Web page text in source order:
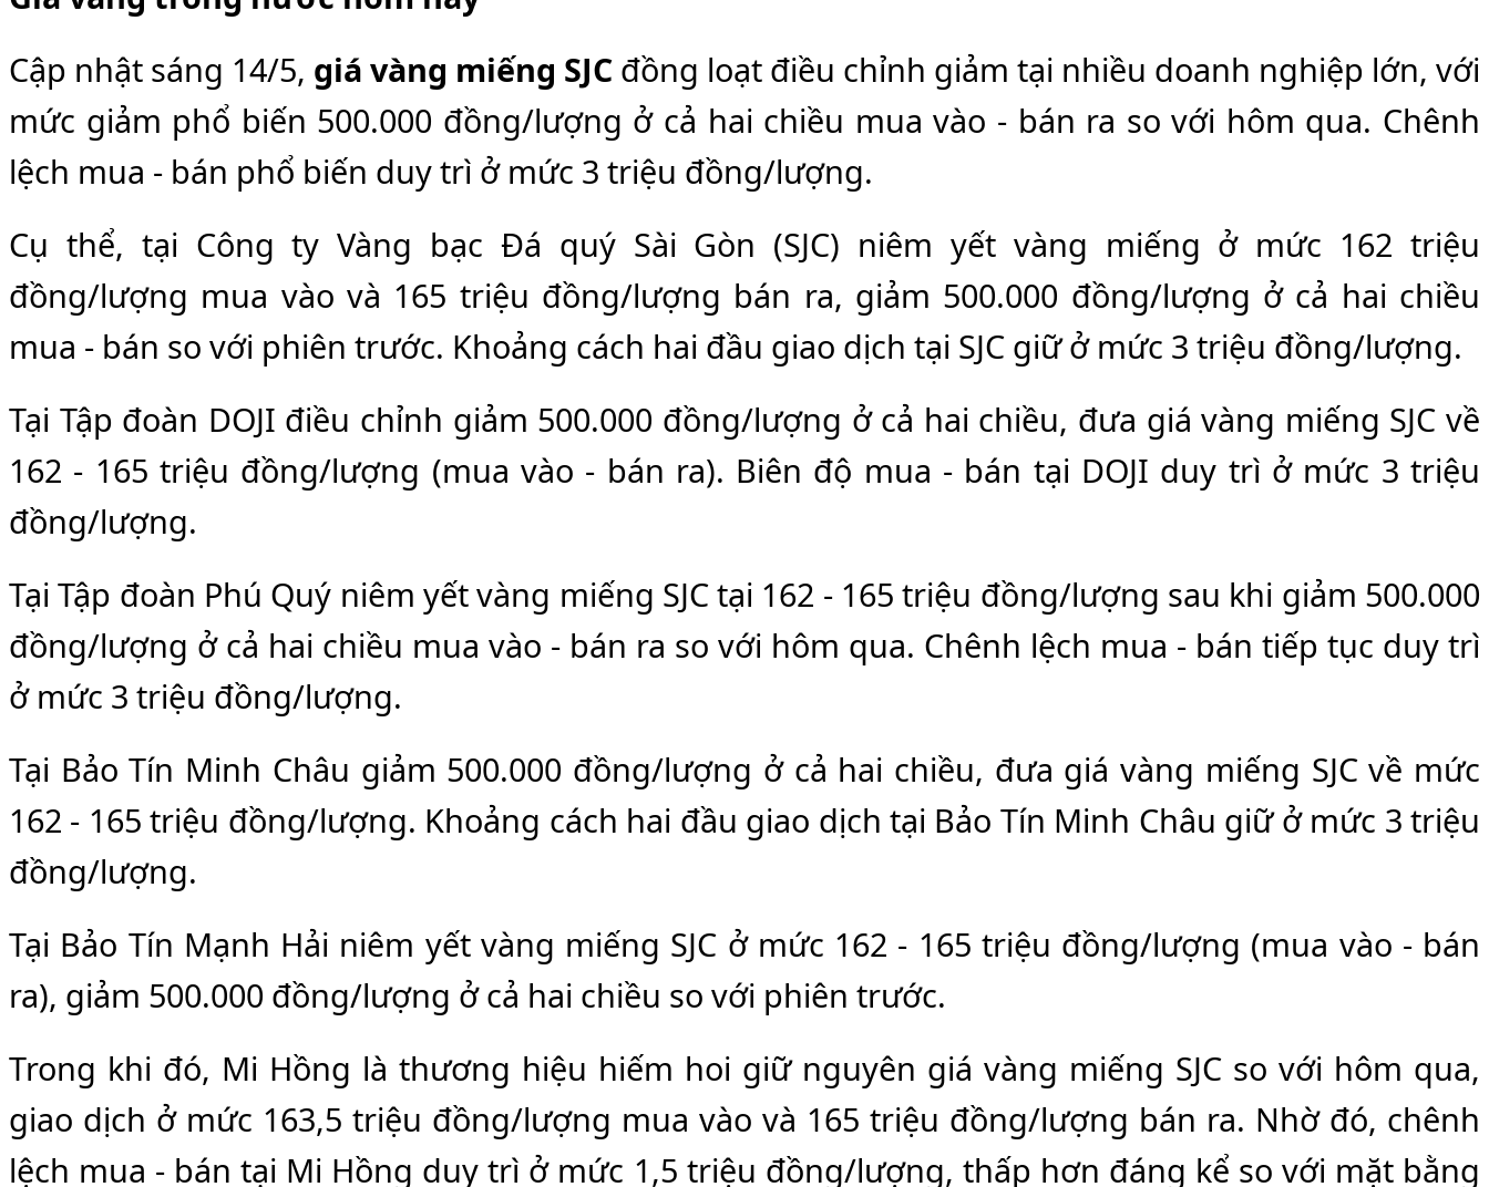
Cập nhật sáng 14/5, giá vàng miếng SJC đồng loạt điều chỉnh giảm tại nhiều doanh nghiệp lớn, với
mức giảm phổ biến 500.000 đồng/lượng ở cả hai chiều mua vào - bán ra so với hôm qua. Chênh
lệch mua - bán phổ biến duy trì ở mức 3 triệu đồng/lượng.
Cụ thể, tại Công ty Vàng bạc Đá quý Sài Gòn (SJC) niêm yết vàng miếng ở mức 162 triệu
đồng/lượng mua vào và 165 triệu đồng/lượng bán ra, giảm 500.000 đồng/lượng ở cả hai chiều
mua - bán so với phiên trước. Khoảng cách hai đầu giao dịch tại SJC giữ ở mức 3 triệu đồng/lượng.
Tại Tập đoàn DOJI điều chỉnh giảm 500.000 đồng/lượng ở cả hai chiều, đưa giá vàng miếng SJC về
162 - 165 triệu đồng/lượng (mua vào - bán ra). Biên độ mua - bán tại DOJI duy trì ở mức 3 triệu
đồng/lượng.
Tại Tập đoàn Phú Quý niêm yết vàng miếng SJC tại 162 - 165 triệu đồng/lượng sau khi giảm 500.000
đồng/lượng ở cả hai chiều mua vào - bán ra so với hôm qua. Chênh lệch mua - bán tiếp tục duy trì
ở mức 3 triệu đồng/lượng.
Tại Bảo Tín Minh Châu giảm 500.000 đồng/lượng ở cả hai chiều, đưa giá vàng miếng SJC về mức
162 - 165 triệu đồng/lượng. Khoảng cách hai đầu giao dịch tại Bảo Tín Minh Châu giữ ở mức 3 triệu
đồng/lượng.
Tại Bảo Tín Mạnh Hải niêm yết vàng miếng SJC ở mức 162 - 165 triệu đồng/lượng (mua vào - bán
ra), giảm 500.000 đồng/lượng ở cả hai chiều so với phiên trước.
Trong khi đó, Mi Hồng là thương hiệu hiếm hoi giữ nguyên giá vàng miếng SJC so với hôm qua,
giao dịch ở mức 163,5 triệu đồng/lượng mua vào và 165 triệu đồng/lượng bán ra. Nhờ đó, chênh
lệch mua - bán tại Mi Hồng duy trì ở mức 1,5 triệu đồng/lượng, thấp hơn đáng kể so với mặt bằng